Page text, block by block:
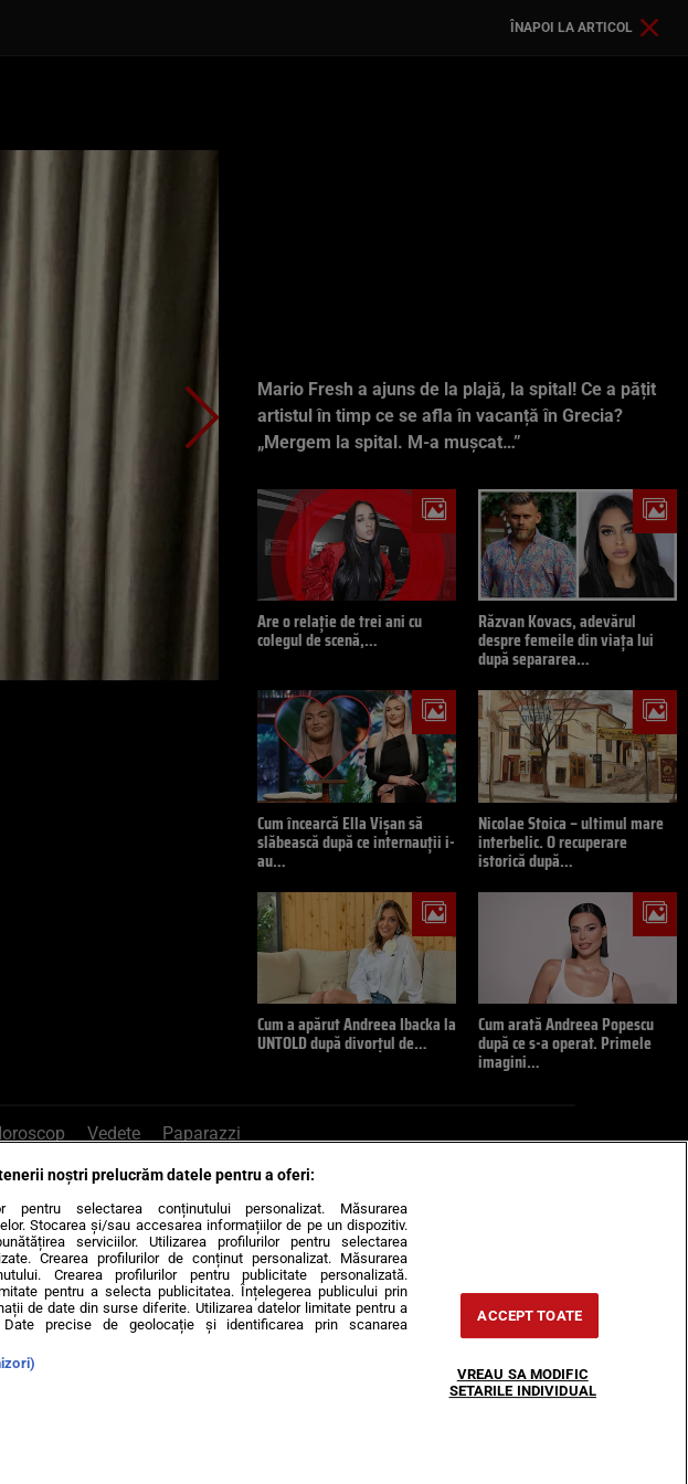
ÎNAPOI LA ARTICOL
Mario Fresh a ajuns de la plajă, la spital! Ce a pățit
artistul în timp ce se afla în vacanță în Grecia?
„Mergem la spital. M-a mușcat…”
Are o relație de trei ani cu
colegul de scenă,…
Răzvan Kovacs, adevărul
despre femeile din viața lui
după separarea…
Cum încearcă Ella Vișan să
slăbească după ce internauții i-
au…
Nicolae Stoica – ultimul mare
interbelic. O recuperare
istorică după…
Cum a apărut Andreea Ibacka la
UNTOLD după divorțul de…
Cum arată Andreea Popescu
după ce s-a operat. Primele
imagini…
Vedete Paparazzi
sau trimite mail la pont@cancan.ro
Politică
vise LIFE STYLE Horoscop
noștri prelucrăm datele pentru a oferi:
pentru selectarea conținutului personalizat. Măsurarea
Stocarea și/sau accesarea informațiilor de pe un dispozitiv.
serviciilor. Utilizarea profilurilor pentru selectarea
Crearea profilurilor de conținut personalizat. Măsurarea
Crearea profilurilor pentru publicitate personalizată.
pentru a selecta publicitatea. Înțelegerea publicului prin
de date din surse diferite. Utilizarea datelor limitate pentru a
Date precise de geolocație și identificarea prin scanarea
ACCEPT TOATE
VREAU SA MODIFIC
SETARILE INDIVIDUAL